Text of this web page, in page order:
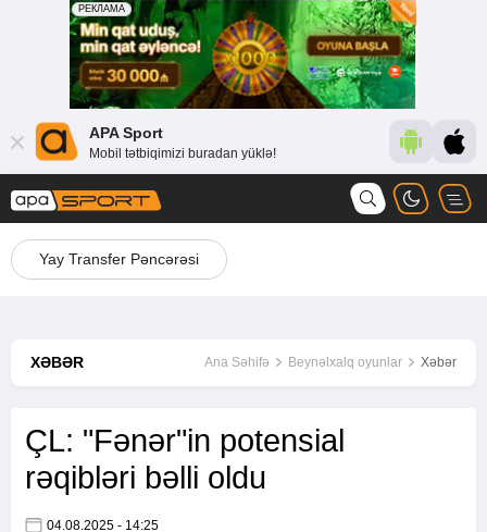
APA Sport
Mobil tətbiqimizi buradan yüklə!
Yay Transfer Pəncərəsi
XƏBƏR Ana Səhifə Beynəlxalq oyunlar Xəbər
ÇL: "Fənər"in potensial
rəqibləri bəlli oldu
04.08.2025 - 14:25